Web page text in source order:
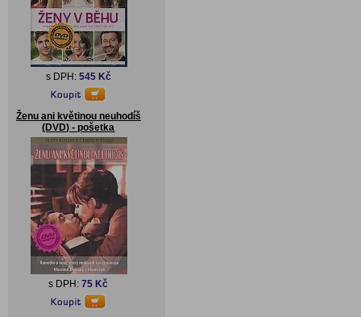
s DPH: 545 Kč
Ženu ani květinou neuhodíš
(DVD) - pošetka
s DPH:75 Kč